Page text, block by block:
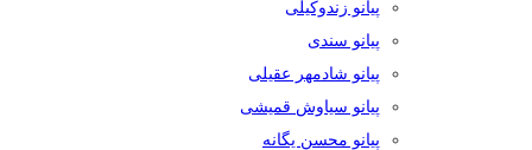
پیانو زندوکیلی
پیانو سندی
پیانو شادمهر عقیلی
پیانو سیاوش قمیشی
پیانو محسن یگانه